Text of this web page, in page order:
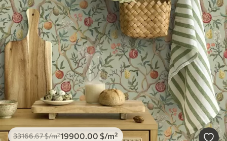
33166.67$/m²19900.00 $/m²